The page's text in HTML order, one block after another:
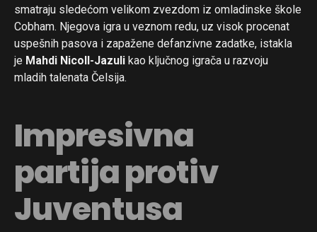
smatraju sledećom velikom zvezdom iz omladinske škole
Cobham. Njegova igra u veznom redu, uz visok procenat
uspešnih pasova i zapažene defanzivne zadatke, istakla
je Mahdi Nicoll-Jazuli kao ključnog igrača u razvoju
mladih talenata Čelsija.
Impresivna
partija protiv
Juventusa